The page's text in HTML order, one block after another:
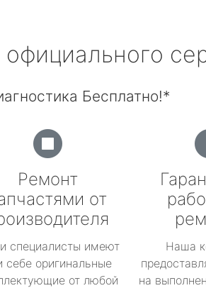
Бесплатно!*
Ремонт
от
специалисты имеют
себе оригинальные
от любой
Наша
на